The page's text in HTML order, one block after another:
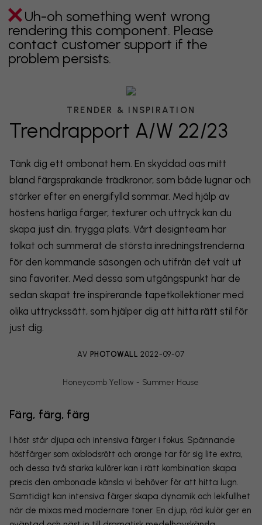
Uh-oh something went wrong
rendering this component. Please
contact customer support if the
problem persists.
TRENDER & INSPIRATION
Trendrapport A/W 22/23
Tänk dig ett ombonat hem. En skyddad oas mitt
bland färgsprakande trädkronor, som både lugnar och
stärker efter en energifylld sommar. Med hjälp av
höstens härliga färger, texturer och uttryck kan du
skapa just din, trygga plats. Vårt designteam har
tolkat och summerat de största inredningstrenderna
för den kommande säsongen och utifrån det valt ut
sina favoriter. Med dessa som utgångspunkt har de
sedan skapat tre inspirerande tapetkollektioner med
olika uttryckssätt, som hjälper dig att hitta rätt stil för
just dig.
AV PHOTOWALL 2022-09-07
Honeycomb Yellow - Summer House
Färg, färg, färg
I höst står djupa och intensiva färger i fokus. Spännande
höstfärger som oxblodsrött och orange tar för sig lite extra,
och dessa två starka kulörer kan i rätt kombination skapa
precis den ombonade känsla vi behöver för att hitta lugn.
Samtidigt kan intensiva färger skapa dynamik och lekfullhet
när de mixas med modernare toner. En djup, röd kulör ger en